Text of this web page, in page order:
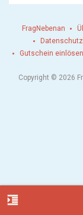
format_indent_increase
FragNebenan
Datenschutz
Gutschein einlösen
Copyright © 2026